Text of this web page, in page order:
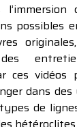
possibles
des
ces
dans
de